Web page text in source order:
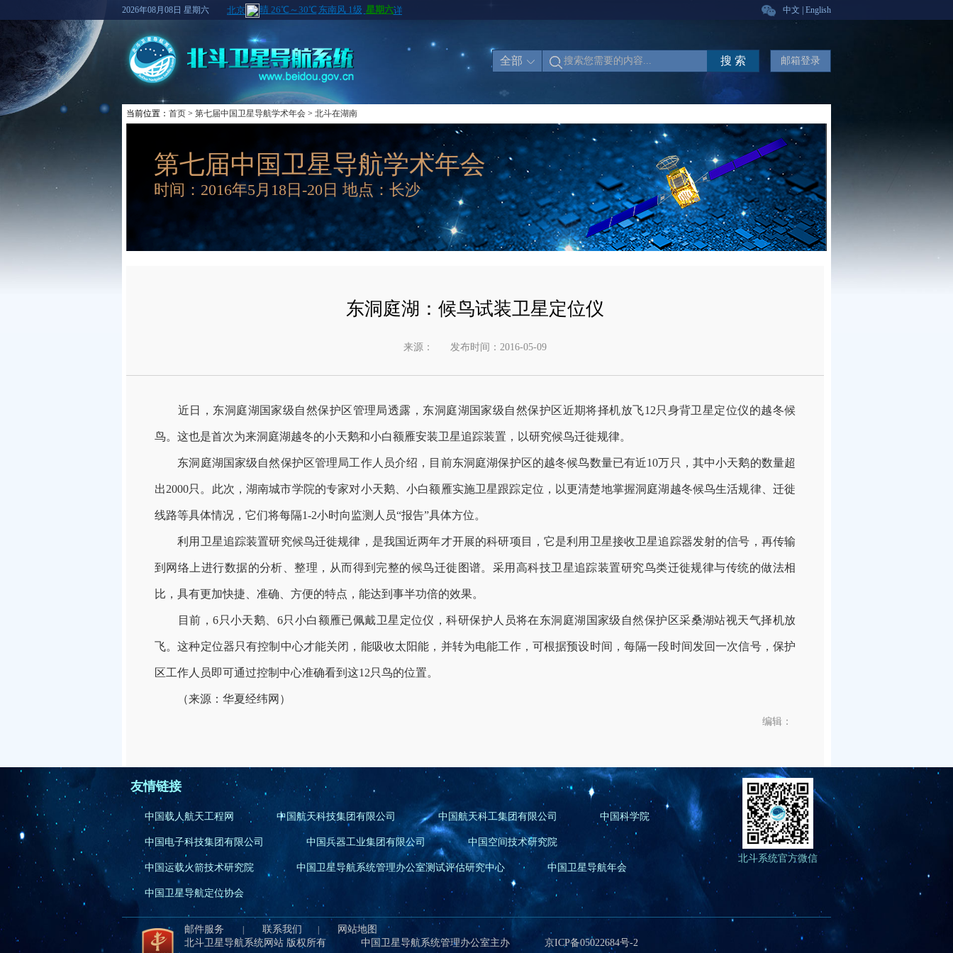
2026年08月08日 星期六 中文 English
全部 搜 索 邮箱登录
当前位置： 首页 > 第七届中国卫星导航学术年会 > 北斗在湖南
第七届中国卫星导航学术年会
时间：2016年5月18日-20日 地点：长沙
东洞庭湖：候鸟试装卫星定位仪
来源： 发布时间：2016-05-09
近日，东洞庭湖国家级自然保护区管理局透露，东洞庭湖国家级自然保护区近期将择机放飞12只身背卫星定位仪的越冬候
鸟。这也是首次为来洞庭湖越冬的小天鹅和小白额雁安装卫星追踪装置，以研究候鸟迁徙规律。
东洞庭湖国家级自然保护区管理局工作人员介绍，目前东洞庭湖保护区的越冬候鸟数量已有近10万只，其中小天鹅的数量超
出2000只。此次，湖南城市学院的专家对小天鹅、小白额雁实施卫星跟踪定位，以更清楚地掌握洞庭湖越冬候鸟生活规律、迁徙
线路等具体情况，它们将每隔1-2小时向监测人员“报告”具体方位。
利用卫星追踪装置研究候鸟迁徙规律，是我国近两年才开展的科研项目，它是利用卫星接收卫星追踪器发射的信号，再传输
到网络上进行数据的分析、整理，从而得到完整的候鸟迁徙图谱。采用高科技卫星追踪装置研究鸟类迁徙规律与传统的做法相
比，具有更加快捷、准确、方便的特点，能达到事半功倍的效果。
目前，6只小天鹅、6只小白额雁已佩戴卫星定位仪，科研保护人员将在东洞庭湖国家级自然保护区采桑湖站视天气择机放
飞。这种定位器只有控制中心才能关闭，能吸收太阳能，并转为电能工作，可根据预设时间，每隔一段时间发回一次信号，保护
区工作人员即可通过控制中心准确看到这12只鸟的位置。
（来源：华夏经纬网）
编辑：
友情链接
中国载人航天工程网 中国航天科技集团有限公司 中国航天科工集团有限公司 中国科学院
中国电子科技集团有限公司 中国兵器工业集团有限公司 中国空间技术研究院
中国运载火箭技术研究院 中国卫星导航系统管理办公室测试评估研究中心 中国卫星导航年会
中国卫星导航定位协会
北斗系统官方微信
邮件服务 | 联系我们 |
网站地图
北斗卫星导航系统网站 版权所有
中国卫星导航系统管理办公室主办 京ICP备05022684号-2